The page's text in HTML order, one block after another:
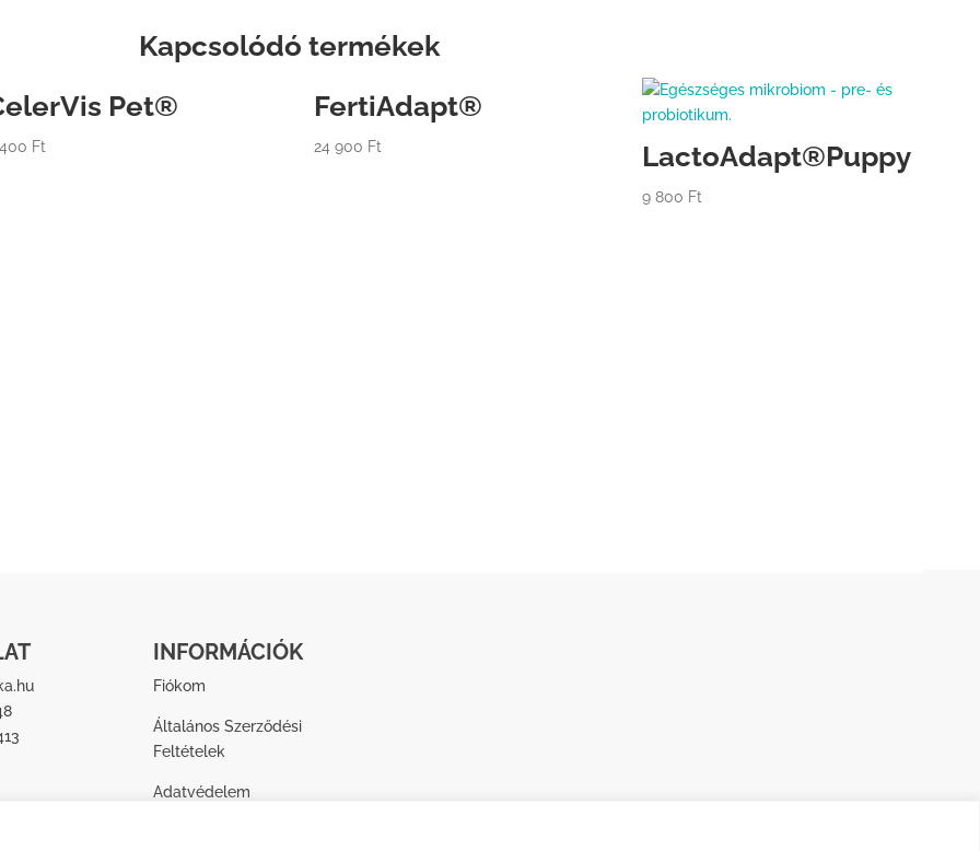
Kapcsolódó termékek
Pet®
Ft
FertiAdapt®
24 900 Ft LactoAdapt®Puppy
9 800 Ft
INFORMÁCIÓK
Fiókom
Általános Szerződési
Feltételek
Adatvédelem